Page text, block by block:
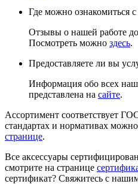
Где можно ознакомиться
Отзывы о нашей работе
Посмотреть можно здесь.
Предоставляете ли вы
Информация обо всех
представлена на сайте.
Ассортимент соответствует
стандартах и нормативах можно
странице.
Все аксессуары
смотрите на странице
сертификат? Свяжитесь с